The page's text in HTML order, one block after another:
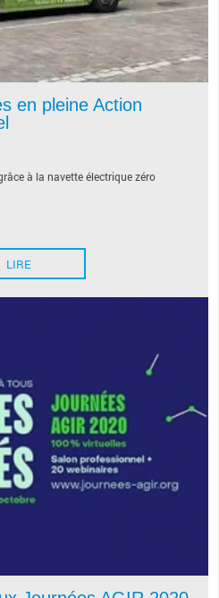
en pleine Action
à la navette électrique zéro
LIRE